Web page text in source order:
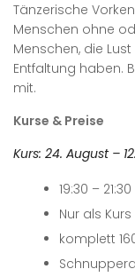
Tänzerische
Menschen ohne
Menschen, die
Entfaltung haben.
mit.
Kurse & Preise
Kurs: 24. August –
19:30 –
Nur als
komplett